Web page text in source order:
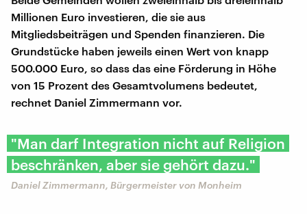
Millionen Euro investieren, die sie aus
Mitgliedsbeiträgen und Spenden finanzieren. Die
Grundstücke haben jeweils einen Wert von knapp
500.000 Euro, so dass das eine Förderung in Höhe
von 15 Prozent des Gesamtvolumens bedeutet,
rechnet Daniel Zimmermann vor.
"Man darf Integration nicht auf Religion
beschränken, aber sie gehört dazu."
Daniel Zimmermann, Bürgermeister von Monheim